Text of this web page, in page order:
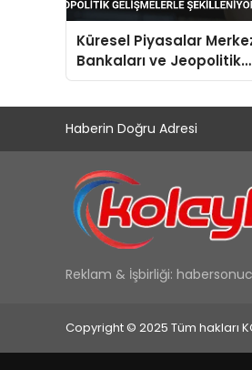
Küresel Piyasalar
Bankaları ve Jeopolitik
Gelişmelerle Şekilleniyor
Haberin Doğru Adresi
Reklam & İşbirliği:
Copyright © 2025 Tüm hakları